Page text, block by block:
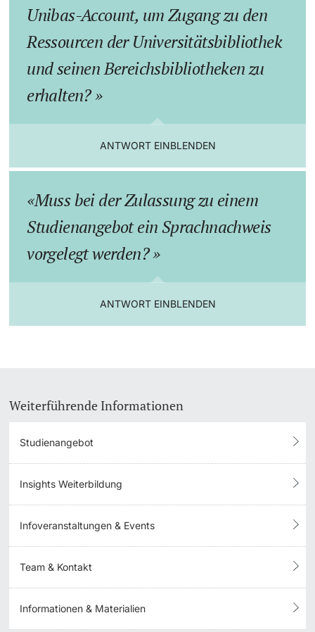
Unibas-Account, um Zugang zu den
Ressourcen der Universitätsbibliothek
und seinen Bereichsbibliotheken zu
erhalten?
ANTWORT EINBLENDEN
Muss bei der Zulassung zu einem
Studienangebot ein Sprachnachweis
vorgelegt werden?
ANTWORT EINBLENDEN
Weiterführende Informationen
Studienangebot
Insights Weiterbildung
Infoveranstaltungen & Events
Team & Kontakt
Informationen & Materialien